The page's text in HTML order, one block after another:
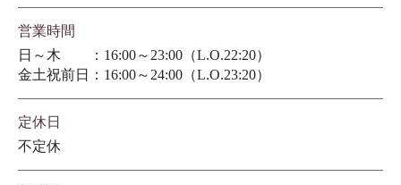
営業時間
日～木 ：16:00～23:00（L.O.22:20）
金土祝前日：16:00～24:00（L.O.23:20）
定休日
不定休